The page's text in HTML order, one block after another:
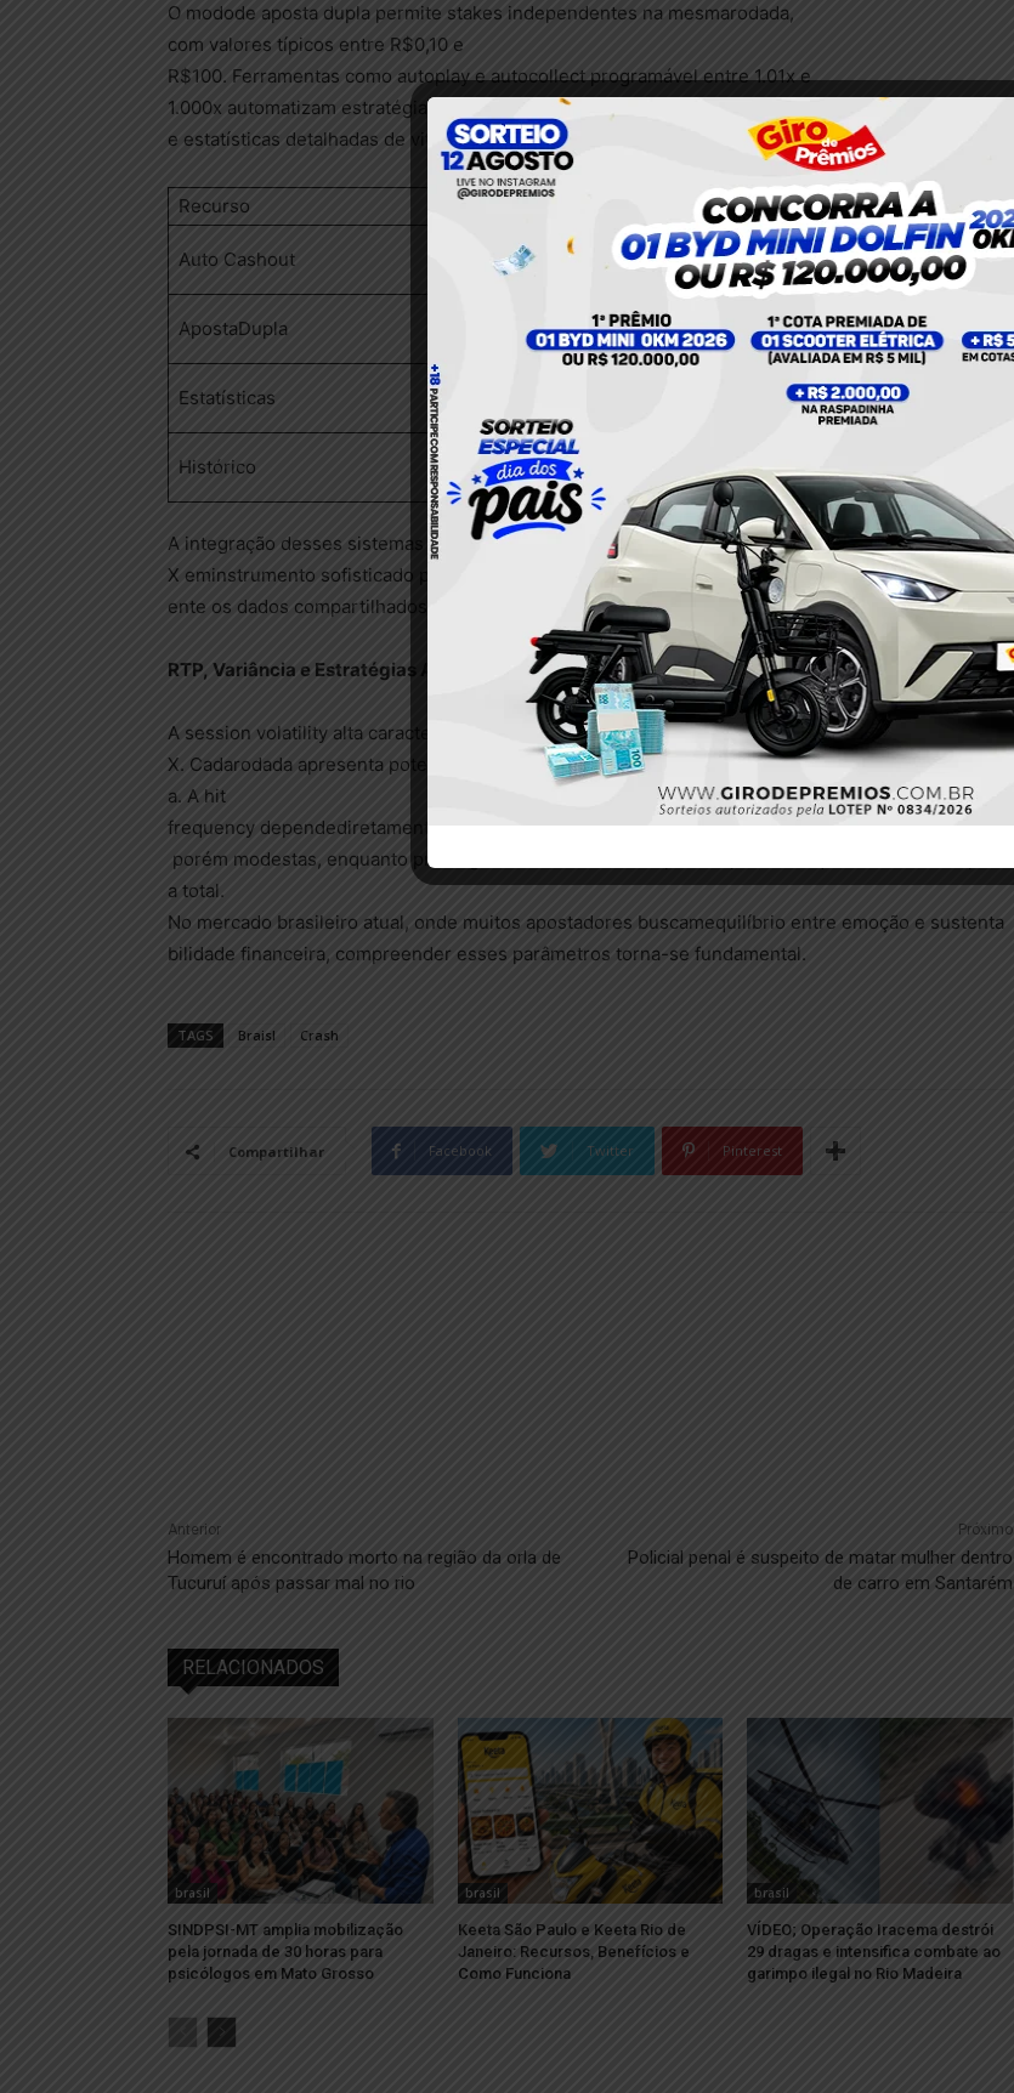
O modode aposta dupla permite stakes independentes na mesmarodada,
com valores típicos entre R$0,10 e
R$100. Ferramentas como autoplay e autocollect programável entre 1.01x e
1.000x automatizam estratégias complexas. Recursossociais como chat em tempo real
e estatísticas detalhadas de vitórias diárias, semanais e mensais enriquecem a interação.
Recurso Descrição Técnica Benefício Específico no Brasil
Auto Cashout
Definição prévia de multiplica
Controle emocional em rodad
asultrarrápidas
ApostaDupla Duas apostas simultâneas
Diversificação de risco com
Pix em R$
Estatísticas
Análise comparativa com outr
osjogadores
Histórico Registro completo de apostas
ias pessoais
A integração desses sistemas transforma o Jet
X eminstrumento sofisticado para jogadores experientes. A comunidade brasileira utiliza intensam
ente os dados compartilhados para refinar táticas coletivas.
RTP, Variância e Estratégias de Bankroll no Jet X
A session volatility alta caracteriza fortemente o Jet
X. Cadarodada apresenta potencial de oscilação extrema que demandagestão disciplinada da banc
a. A hit
frequency dependediretamente da abordagem adotada: saídas precoces geramvitórias frequentes
porém modestas, enquanto prolongar o vooeleva tanto o prêmio potencial quanto o risco de perd
a total.
No mercado brasileiro atual, onde muitos apostadores buscamequilíbrio entre emoção e sustenta
bilidade financeira, compreender esses parâmetros torna-se fundamental.
TAGS Braisl Crash
Compartilhar Facebook Twitter Pinterest
Anterior
Homem é encontrado morto na região da orla de
Tucuruí após passar mal no rio
Próximo
Policial penal é suspeito de matar mulher dentro
de carro em Santarém
RELACIONADOS
brasil
SINDPSI-MT amplia mobilização
pela jornada de 30 horas para
psicólogos em Mato Grosso
brasil
Keeta São Paulo e Keeta Rio de
Janeiro: Recursos, Benefícios e
Como Funciona
brasil
VÍDEO; Operação Iracema destrói
29 dragas e intensifica combate ao
garimpo ilegal no Rio Madeira